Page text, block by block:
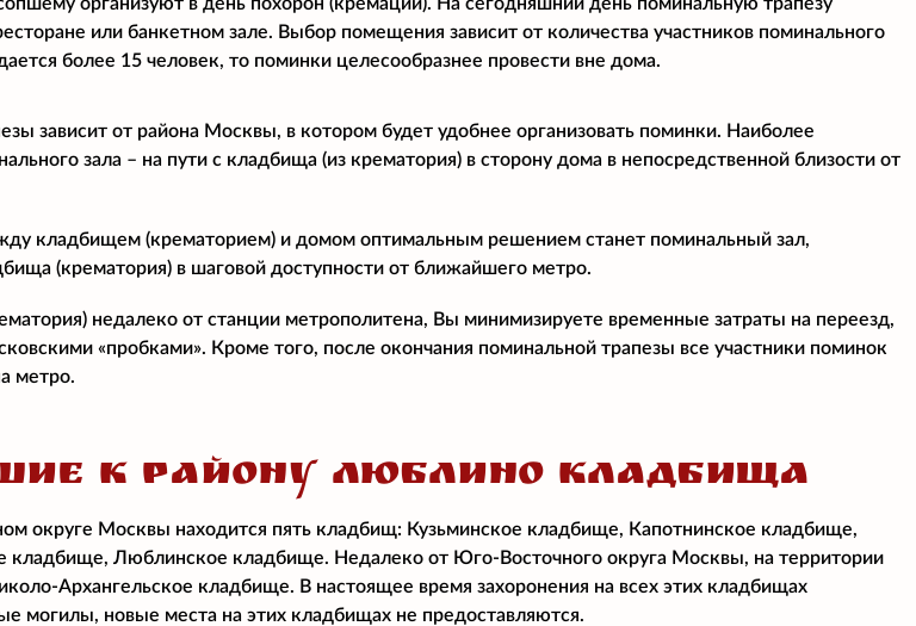
или банкетном зале. Выбор помещения зависит от количества участников поминального
более 15 человек, то поминки целесообразнее провести вне дома.
зависит от района Москвы, в котором будет удобнее организовать поминки. Наиболее
зала – на пути с кладбища (из крематория) в сторону дома в непосредственной близости от
кладбищем (крематорием) и домом оптимальным решением станет поминальный зал,
(крематория) в шаговой доступности от ближайшего метро.
недалеко от станции метрополитена, Вы минимизируете временные затраты на переезд,
«пробками». Кроме того, после окончания поминальной трапезы все участники поминок
метро.
К РАЙОНУ ЛЮБЛИНО КЛАДБИЩА
округе Москвы находится пять кладбищ: Кузьминское кладбище, Капотнинское кладбище,
кладбище, Люблинское кладбище. Недалеко от Юго-Восточного округа Москвы, на территории
Архангельское кладбище. В настоящее время захоронения на всех этих кладбищах
могилы, новые места на этих кладбищах не предоставляются.